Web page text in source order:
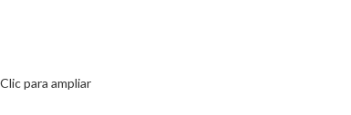
Clic para ampliar